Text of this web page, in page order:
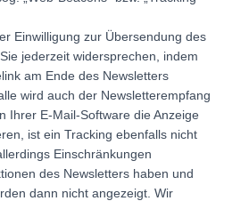
Einwilligung zur Übersendung des
jederzeit widersprechen, indem
am Ende des Newsletters
wird auch der Newsletterempfang
Ihrer E-Mail-Software die Anzeige
ist ein Tracking ebenfalls nicht
Einschränkungen
des Newsletters haben und
dann nicht angezeigt. Wir